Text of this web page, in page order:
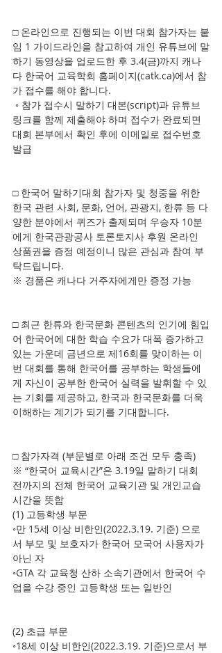
□ 온라인으로 진행되는 이번 대회 참가자는 붙
임 1 가이드라인을 참고하여 개인 유튜브에 말
하기 동영상을 업로드한 후 3.4(금)까지 캐나
다 한국어 교육학회 홈페이지(catk.ca)에서 참
가 접수를 해야 합니다.
링크를 함께 제출해야 하며 접수가 완료되면
대회 본부에서 확인 후에 이메일로 접수번호
발급
□ 한국어 말하기대회 참가자 및 청중을 위한
한국 관련 사회, 문화, 언어, 관광지, 한류 등 다
양한 분야에서 퀴즈가 출제되며 우승자 10분
에게 한국관광공사 토론토지사 후원 온라인
상품권을 증정 예정이니 많은 관심과 참여 부
탁드립니다.
※ 경품은 캐나다 거주자에게만 증정 가능
□ 최근 한류와 한국문화 콘텐츠의 인기에 힘입
어 한국어에 대한 학습 수요가 대폭 증가하고
있는 가운데 금년으로 제16회를 맞이하는 이
번 대회를 통해 한국어를 공부하는 학생들에
게 자신이 공부한 한국어 실력을 발휘할 수 있
는 기회를 제공하고, 한국과 한국문화를 더욱
이해하는 계기가 되기를 기대합니다.
□ 참가자격 (부문별로 아래 조건 모두 충족)
※ “한국어 교육시간”은 3.19일 말하기 대회
전까지의 전체 한국어 교육기관 및 개인교습
시간을 뜻함
(1) 고등학생 부문
◦만 15세 이상 비한인(2022.3.19. 기준) 으로
서 부모 및 보호자가 한국어 모국어 사용자가
아닌 자
◦GTA 각 교육청 산하 소속기관에서 한국어 수
업을 수강 중인 고등학생 또는 일반인
(2) 초급 부문
◦18세 이상 비한인(2022.3.19. 기준)으로서 부